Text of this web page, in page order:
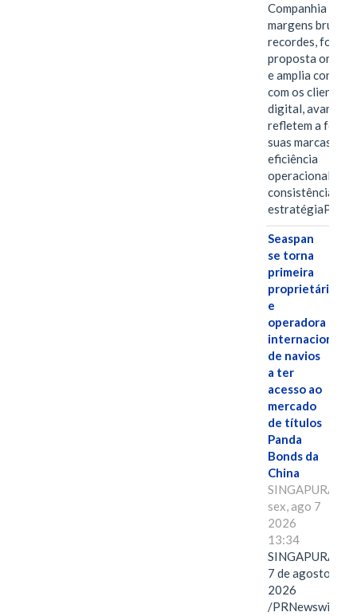
Companhia
margens brutas
recordes,
proposta
e amplia
com os clientes
digital, avanços
refletem a força
suas marcas, a
eficiência
operacional e a
consistência de
Seaspan
se torna
primeira
proprietária
e
operadora
internacional
de navios
a ter
acesso ao
mercado
de títulos
Panda
Bonds da
China
SINGAPURA,
sex, ago 7
2026
13:34
SINGAPURA,
7 de agosto de
2026
/PRNewswire/